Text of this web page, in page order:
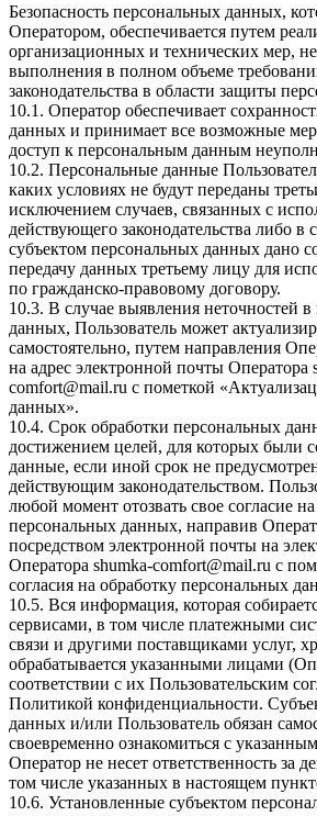
Безопасность персональных данных,
Оператором, обеспечивается путем
организационных и технических мер,
выполнения в полном объеме
законодательства в области защиты
10.1. Оператор обеспечивает
данных и принимает все возможные
доступ к персональным данным
10.2. Персональные данные
каких условиях не будут переданы
исключением случаев, связанных с
действующего законодательства либо в
субъектом персональных данных дано
передачу данных третьему лицу для
по гражданско-правовому договору.
10.3. В случае выявления неточностей
данных, Пользователь может
самостоятельно, путем направления
на адрес электронной почты Оператора
comfort@mail.ru с пометкой
данных».
10.4. Срок обработки персональных
достижением целей, для которых были
данные, если иной срок не
действующим законодательством.
любой момент отозвать свое согласие
персональных данных, направив
посредством электронной почты на
Оператора shumka-comfort@mail.ru с
согласия на обработку персональных
10.5. Вся информация, которая
сервисами, в том числе платежными
связи и другими поставщиками услуг,
обрабатывается указанными лицами
соответствии с их Пользовательским
Политикой конфиденциальности.
данных и/или Пользователь обязан
своевременно ознакомиться с
Оператор не несет ответственность за
том числе указанных в настоящем
10.6. Установленные субъектом